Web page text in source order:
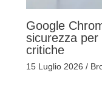
Google
sicurezza per
critiche
15 Luglio 2026 /